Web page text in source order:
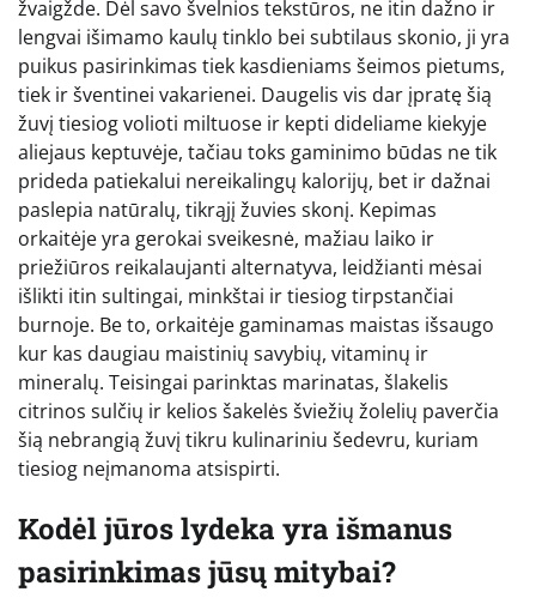
žvaigžde. Dėl savo švelnios tekstūros, ne itin dažno ir
lengvai išimamo kaulų tinklo bei subtilaus skonio, ji yra
puikus pasirinkimas tiek kasdieniams šeimos pietums,
tiek ir šventinei vakarienei. Daugelis vis dar įpratę šią
žuvį tiesiog volioti miltuose ir kepti dideliame kiekyje
aliejaus keptuvėje, tačiau toks gaminimo būdas ne tik
prideda patiekalui nereikalingų kalorijų, bet ir dažnai
paslepia natūralų, tikrąjį žuvies skonį. Kepimas
orkaitėje yra gerokai sveikesnė, mažiau laiko ir
priežiūros reikalaujanti alternatyva, leidžianti mėsai
išlikti itin sultingai, minkštai ir tiesiog tirpstančiai
burnoje. Be to, orkaitėje gaminamas maistas išsaugo
kur kas daugiau maistinių savybių, vitaminų ir
mineralų. Teisingai parinktas marinatas, šlakelis
citrinos sulčių ir kelios šakelės šviežių žolelių paverčia
šią nebrangią žuvį tikru kulinariniu šedevru, kuriam
tiesiog neįmanoma atsispirti.
Kodėl jūros lydeka yra išmanus
pasirinkimas jūsų mitybai?